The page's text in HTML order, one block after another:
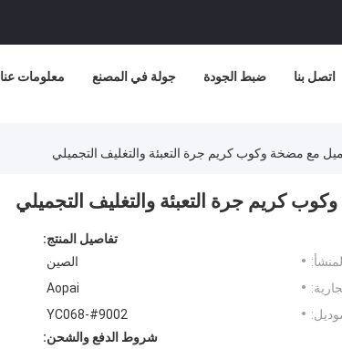
معلومات عنا جولة في المصنع ضبط الجودة اتصل بنا
مع مضخة وكوب كريم جرة التعبئة والتغليف التجميلي
كريم جرة التعبئة والتغليف التجميلي
تفاصيل المنتج:
الصين
Aopai
YC068-#9002
شروط الدفع والشحن: